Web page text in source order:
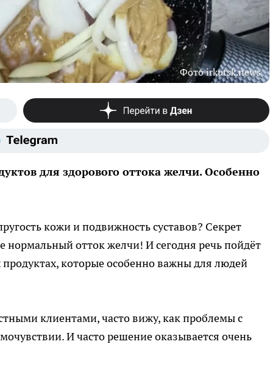
Фото irkutsk.news
для здорового оттока желчи. Особенно
кожи и подвижность суставов? Секрет
нормальный отток желчи! И сегодня речь пойдёт
которые особенно важны для людей
клиентами, часто вижу, как проблемы с
И часто решение оказывается очень